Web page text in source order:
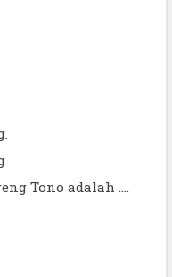
Tono adalah ....